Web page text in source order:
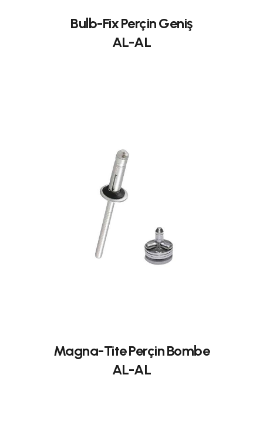
Bulb-Fix Perçin Geniş
AL-AL
Magna-Tite Perçin Bombe
AL-AL